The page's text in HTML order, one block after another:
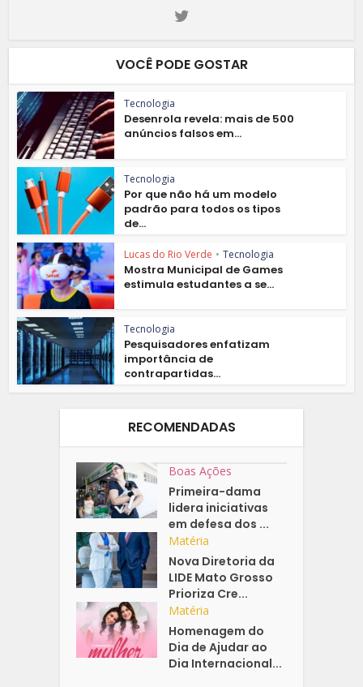
VOCÊ PODE GOSTAR
Tecnologia
Desenrola revela: mais de 500
anúncios falsos em...
Tecnologia
Por que não há um modelo
padrão para todos os tipos
de...
Lucas do Rio Verde • Tecnologia
Mostra Municipal de Games
estimula estudantes a se...
Tecnologia
Pesquisadores enfatizam
importância de
contrapartidas...
RECOMENDADAS
Boas Ações
Primeira-dama
lidera iniciativas
em defesa dos ...
Matéria
Nova Diretoria da
LIDE Mato Grosso
Prioriza Cre...
Matéria
Homenagem do
Dia de Ajudar ao
Dia Internacional...